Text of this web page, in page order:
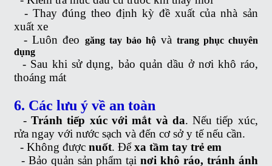
- Thay đúng theo định kỳ đề xuất của nhà sản
xuất xe
-Luôn đeo găng tay bảo hộvà trang phục chuyên
dụng
- Sau khi sử dụng, bảo quản dầu ở nơi khô ráo,
thoáng mát
6. Các lưu ý về an toàn
-Tránh tiếp xúc với mắt và da. Nếu tiếp xúc,
rửa ngay với nước sạch và đến cơ sở y tế nếu cần.
-Không đượcnuốt. Đểxa tầm tay trẻ em
- Bảo quản sản phẩm tạinơi khô ráo, tránh ánh